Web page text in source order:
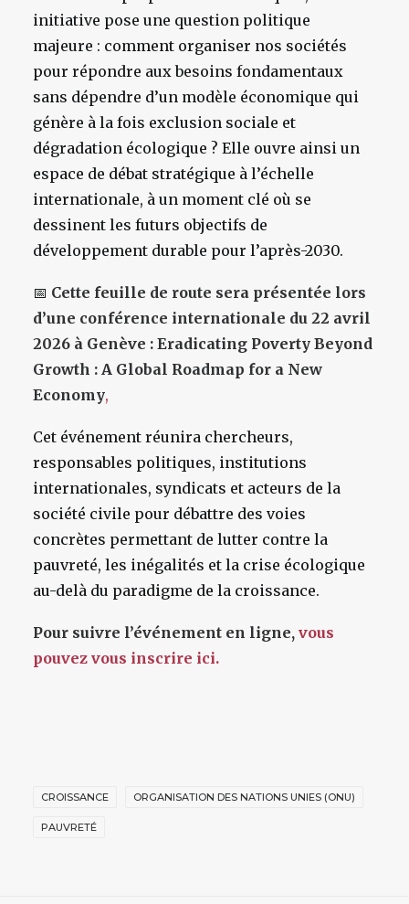
initiative pose une question politique
majeure : comment organiser nos sociétés
pour répondre aux besoins fondamentaux
sans dépendre d’un modèle économique qui
génère à la fois exclusion sociale et
dégradation écologique ? Elle ouvre ainsi un
espace de débat stratégique à l’échelle
internationale, à un moment clé où se
dessinent les futurs objectifs de
développement durable pour l’après-2030.
📅 Cette feuille de route sera présentée lors
d’une conférence internationale du 22 avril
2026 à Genève : Eradicating Poverty Beyond
Growth : A Global Roadmap for a New
Economy,
Cet événement réunira chercheurs,
responsables politiques, institutions
internationales, syndicats et acteurs de la
société civile pour débattre des voies
concrètes permettant de lutter contre la
pauvreté, les inégalités et la crise écologique
au-delà du paradigme de la croissance.
Pour suivre l’événement en ligne, vous
pouvez vous inscrire ici.
CROISSANCE ORGANISATION DES NATIONS UNIES (ONU)
PAUVRETÉ